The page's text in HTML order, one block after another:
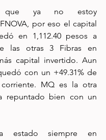
que ya no estoy
por eso el capital
en 1,112.40 pesos a
las otras 3 Fibras en
capital invertido. Aun
con un +49.31% de
MQ es la otra
repuntado bien con un
estado siempre en